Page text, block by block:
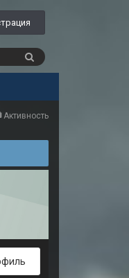
Активность